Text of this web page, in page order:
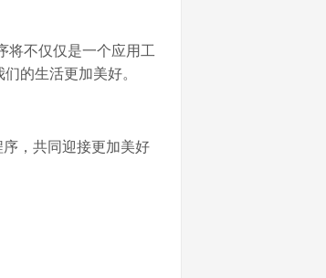
将不仅仅是一个应用工
的生活更加美好。
，共同迎接更加美好